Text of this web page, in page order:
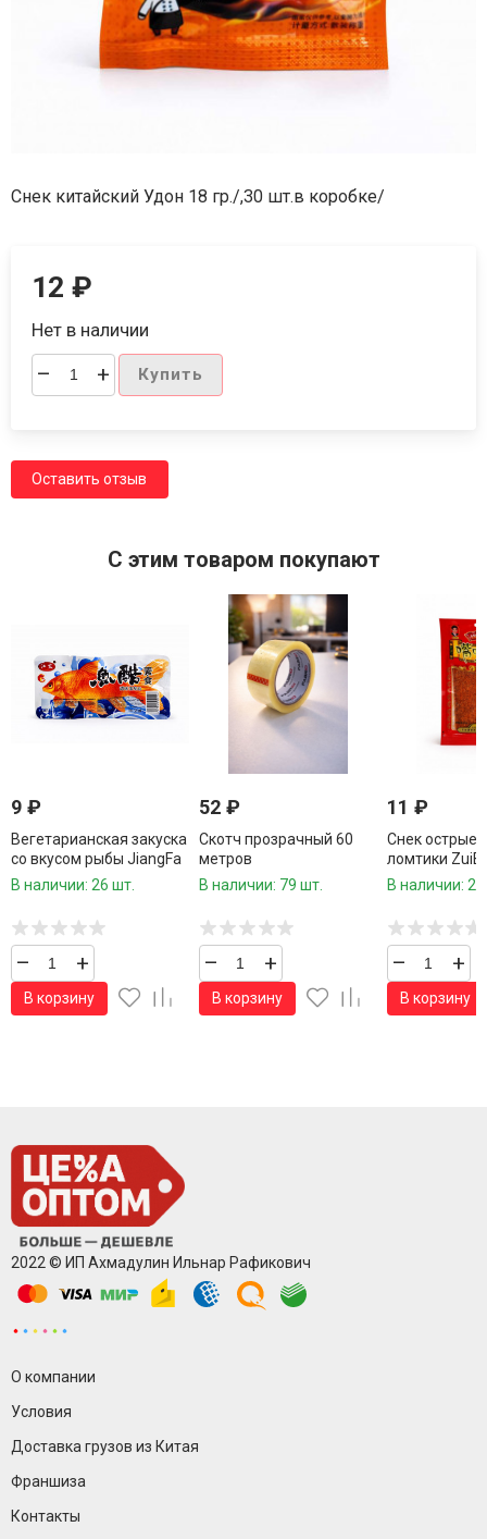
Снек китайский Удон 18 гр./,30 шт.в коробке/
12₽
Нет в наличии
– + Купить
Оставить отзыв
C этим товаром покупают
9 ₽
Вегетарианская закуска
со вкусом рыбы JiangFa
20 г
В наличии: 26 шт.
– +
В корзину
52 ₽
Скотч прозрачный 60
метров
В наличии: 79 шт.
– +
В корзину
11 ₽
Снек острые
ломтики
В наличии:
– +
В корзину
2022 © ИП Ахмадулин Ильнар Рафикович
О компании
Условия
Доставка грузов из Китая
Франшиза
Контакты